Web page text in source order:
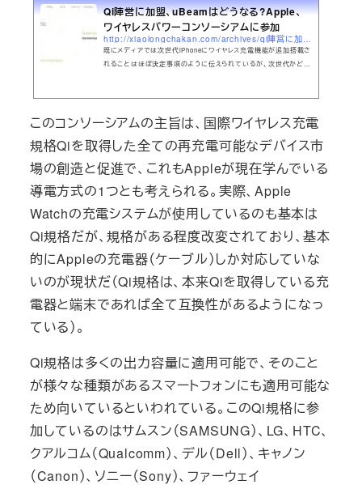
Qi陣営に加盟、uBeamはどうなる?Apple、
ワイヤレスパワーコンソーシアムに参加
既にメディアでは次世代iPhoneにワイヤレス充電機能が追加搭載さ
れることはほぼ決定事項のように伝えられているが、次世代かどう
このコンソーシアムの主旨は、国際ワイヤレス充電
規格Qiを取得した全ての再充電可能なデバイス市
場の創造と促進で、これもAppleが現在学んでいる
導電方式の1つとも考えられる。実際、Apple
Watchの充電システムが使用しているのも基本は
Qi規格だが、規格がある程度改変されており、基本
的にAppleの充電器（ケーブル）しか対応していな
いのが現状だ（Qi規格は、本来Qiを取得している充
電器と端末であれば全て互換性があるようになっ
ている）。
Qi規格は多くの出力容量に適用可能で、そのこと
が様々な種類があるスマートフォンにも適用可能な
ため向いているといわれている。このQi規格に参
加しているのはサムスン（SAMSUNG）、LG、HTC、
クアルコム（Qualcomm）、デル（Dell）、キャノン
（Canon）、ソニー（Sony）、ファーウェイ